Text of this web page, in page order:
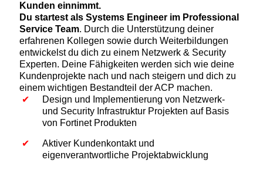
Kunden einnimmt.
Du startest als Systems Engineer im Professional
Service Team. Durch die Unterstützung deiner
erfahrenen Kollegen sowie durch Weiterbildungen
entwickelst du dich zu einem Netzwerk & Security
Experten. Deine Fähigkeiten werden sich wie deine
Kundenprojekte nach und nach steigern und dich zu
einem wichtigen Bestandteil der ACP machen.
Design und Implementierung von Netzwerk-
und Security Infrastruktur Projekten auf Basis
von Fortinet Produkten
Aktiver Kundenkontakt und
eigenverantwortliche Projektabwicklung